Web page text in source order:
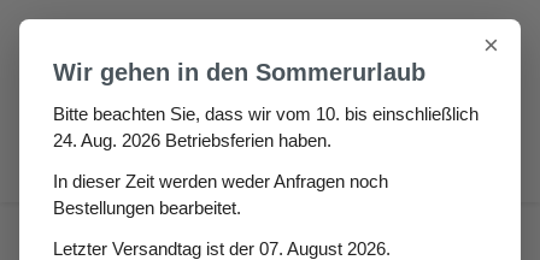
Zum Hauptinhalt springen
Haus
Fenster- / Türprofile
×
Wir gehen in den Sommerurlaub
Bitte beachten Sie, dass wir vom 10. bis einschließlich
24. Aug. 2026 Betriebsferien haben.
In dieser Zeit werden weder Anfragen noch
Bestellungen bearbeitet.
Letzter Versandtag ist der 07. August 2026.